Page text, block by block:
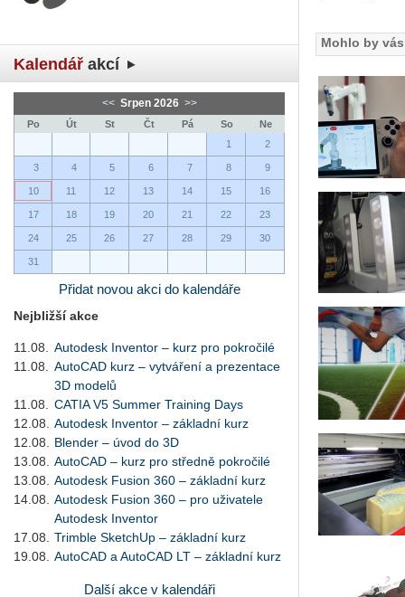
Kalendář akcí
<< Srpen 2026 >>
Po Út St Čt Pá So
Ne
1
2
3 4 5 6 7 8 9
10 11 12 13 14 15 16
17 18 19 20 21 22 23
24 25 26 27 28 29 30
31
Přidat novou akci do kalendáře
Nejbližší akce
11.08.
Autodesk Inventor – kurz pro pokročilé
11.08.
AutoCAD kurz – vytváření a prezentace
3D modelů
11.08.
CATIA V5 Summer Training Days
12.08.
Autodesk Inventor – základní kurz
12.08.
Blender – úvod do 3D
13.08.
AutoCAD – kurz pro středně pokročilé
13.08.
Autodesk Fusion 360 – základní kurz
14.08.
Autodesk Fusion 360 – pro uživatele
Autodesk Inventor
17.08.
Trimble SketchUp – základní kurz
19.08.
AutoCAD a AutoCAD LT – základní kurz
Další akce v kalendáři
Mohlo by